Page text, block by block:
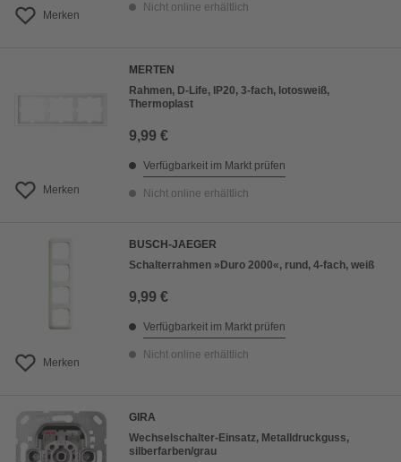
Merken
Nicht online erhältlich
Merken
MERTEN
Rahmen, D-Life, IP20, 3-fach, lotosweiß,
Thermoplast
9,99 €
Verfügbarkeit im Markt prüfen
Nicht online erhältlich
Merken
BUSCH-JAEGER
Schalterrahmen »Duro 2000«, rund, 4-fach, weiß
9,99 €
Verfügbarkeit im Markt prüfen
Nicht online erhältlich
GIRA
Wechselschalter-Einsatz, Metalldruckguss,
silberfarben/grau